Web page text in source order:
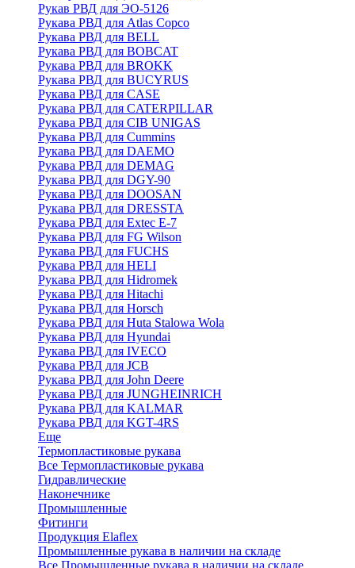
Рукав РВД для ЭО-5126
Рукава РВД для Atlas Copco
Рукава РВД для BELL
Рукава РВД для BOBCAT
Рукава РВД для BROKK
Рукава РВД для BUCYRUS
Рукава РВД для CASE
Рукава РВД для CATERPILLAR
Рукава РВД для CIB UNIGAS
Рукава РВД для Cummins
Рукава РВД для DAEMO
Рукава РВД для DEMAG
Рукава РВД для DGY-90
Рукава РВД для DOOSAN
Рукава РВД для DRESSTA
Рукава РВД для Extec E-7
Рукава РВД для FG Wilson
Рукава РВД для FUCHS
Рукава РВД для HELI
Рукава РВД для Hidromek
Рукава РВД для Hitachi
Рукава РВД для Horsch
Рукава РВД для Huta Stalowa Wola
Рукава РВД для Hyundai
Рукава РВД для IVECO
Рукава РВД для JCB
Рукава РВД для John Deere
Рукава РВД для JUNGHEINRICH
Рукава РВД для KALMAR
Рукава РВД для KGT-4RS
Еще
Термопластиковые рукава
Все Термопластиковые рукава
Гидравлические
Наконечнике
Промышленные
Фитинги
Продукция Elaflex
Промышленные рукава в наличии на складе
Все Промышленные рукава в наличии на складе